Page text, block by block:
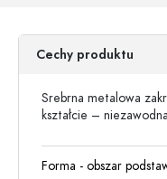
Cechy produktu
Srebrna metalowa
kształcie –
Forma - obszar